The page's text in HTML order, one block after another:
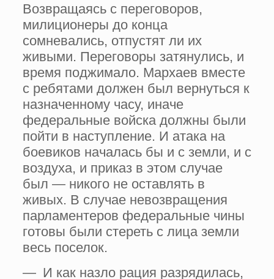
Возвращаясь с переговоров,
милиционеры до конца
сомневались, отпустят ли их
живыми. Переговоры затянулись, и
время поджимало. Мархаев вместе
с ребятами должен был вернуться к
назначенному часу, иначе
федеральные войска должны были
пойти в наступление. И атака на
боевиков началась бы и с земли, и с
воздуха, и приказ в этом случае
был — никого не оставлять в
живых. В случае невозвращения
парламентеров федеральные чины
готовы были стереть с лица земли
весь поселок.
— И как назло рация разрядилась,